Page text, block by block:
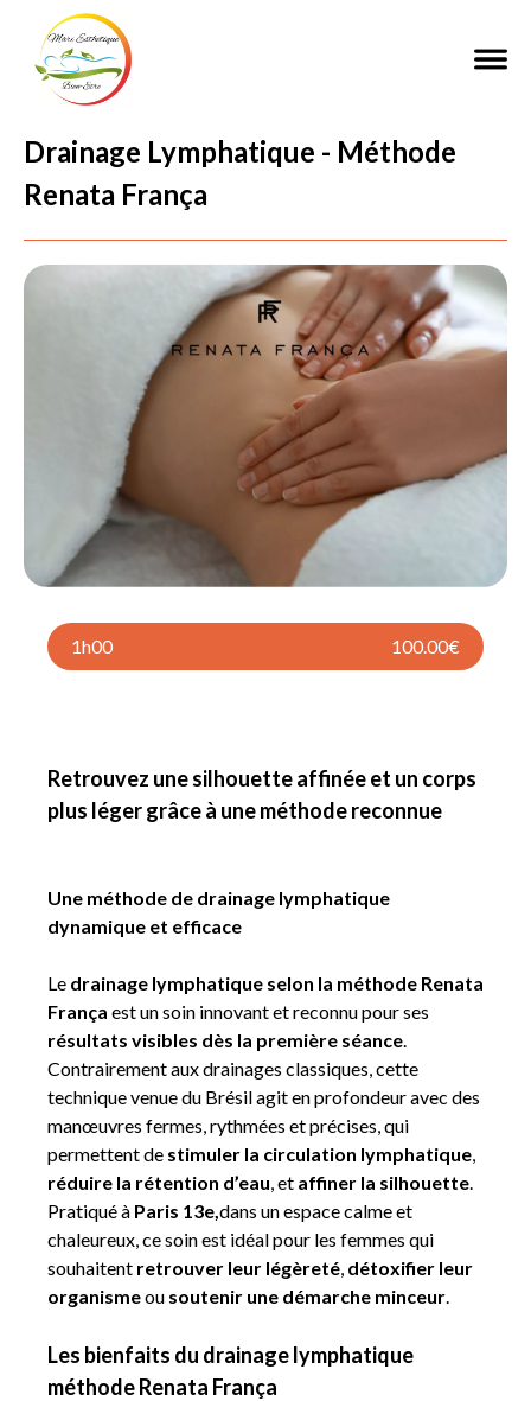
Drainage Lymphatique - Méthode
Renata França
1h00 100.00€
Retrouvez une silhouette affinée et un corps
plus léger grâce à une méthode reconnue
Une méthode de drainage lymphatique
dynamique et efficace
Le drainage lymphatique selon la méthode Renata
França est un soin innovant et reconnu pour ses
résultats visibles dès la première séance.
Contrairement aux drainages classiques, cette
technique venue du Brésil agit en profondeur avec des
manœuvres fermes, rythmées et précises, qui
permettent de stimuler la circulation lymphatique,
réduire la rétention d’eau, et affiner la silhouette.
Pratiqué à Paris 13e,dans un espace calme et
chaleureux, ce soin est idéal pour les femmes qui
souhaitent retrouver leur légèreté, détoxifier leur
organismeou soutenir une démarche minceur.
Les bienfaits du drainage lymphatique
méthode Renata França